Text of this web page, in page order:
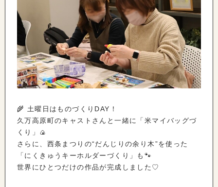
🌾 土曜日はものづくりDAY！
久万高原町のキャストさんと一緒に「米マイバッグづ
くり」🍙
さらに、西条まつりの“だんじりの余り木”を使った
「にくきゅうキーホルダーづくり」も🐾
世界にひとつだけの作品が完成しました♡